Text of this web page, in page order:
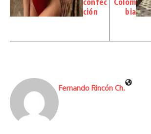
confec
ción
Colom
bia
Fernando Rincón Ch.